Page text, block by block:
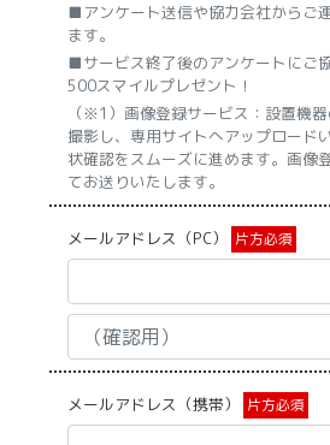
■アンケート送信や協力会社からご
ます。
■サービス終了後のアンケートにご
500スマイルプレゼント！
（※1）画像登録サービス：設置機
撮影し、専用サイトへアップロード
状確認をスムーズに進めます。画像
てお送りいたします。
メールアドレス（PC） 片方必須
メールアドレス（携帯） 片方必須